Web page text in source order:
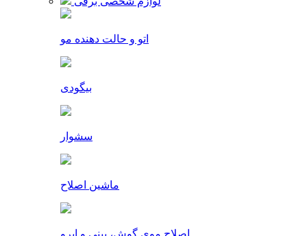
اتو و حالت دهنده مو
بیگودی
سشوار
ماشین اصلاح
اصلاح موی گوش، بینی و ابرو